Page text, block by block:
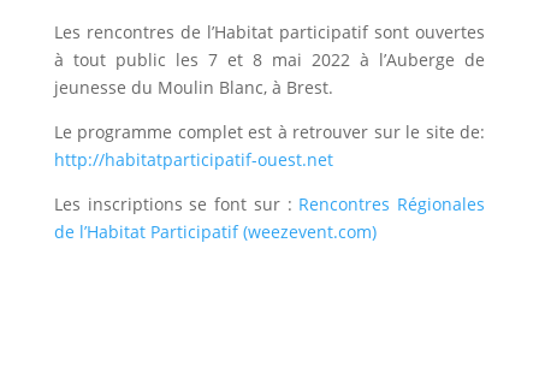
Les rencontres de l’Habitat participatif sont ouvertes
à tout public les 7 et 8 mai 2022 à l’Auberge de
jeunesse du Moulin Blanc, à Brest.
Le programme complet est à retrouver sur le site de:
http://habitatparticipatif-ouest.net
Les inscriptions se font sur : Rencontres Régionales
de l’Habitat Participatif (weezevent.com)